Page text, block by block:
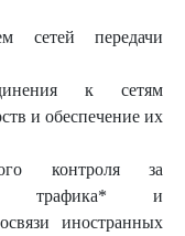
сетей передачи
к сетям
и обеспечение их
контроля за
трафика* и
иностранных